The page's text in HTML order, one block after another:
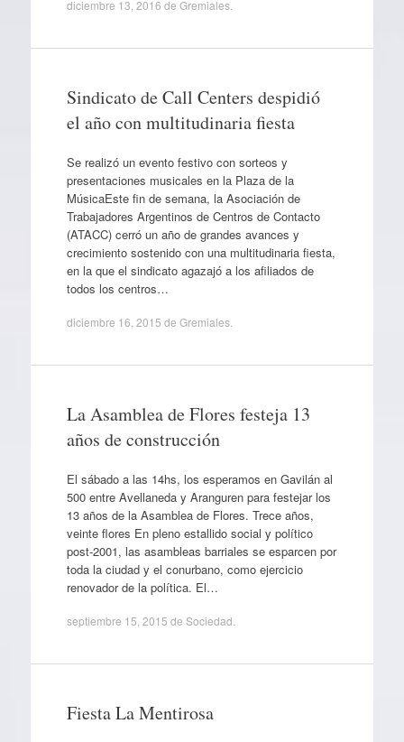
diciembre 13, 2016 de Gremiales.
Sindicato de Call Centers despidió
el año con multitudinaria fiesta
Se realizó un evento festivo con sorteos y
presentaciones musicales en la Plaza de la
MúsicaEste fin de semana, la Asociación de
Trabajadores Argentinos de Centros de Contacto
(ATACC) cerró un año de grandes avances y
crecimiento sostenido con una multitudinaria fiesta,
en la que el sindicato agazajó a los afiliados de
todos los centros…
diciembre 16, 2015 de Gremiales.
La Asamblea de Flores festeja 13
años de construcción
El sábado a las 14hs, los esperamos en Gavilán al
500 entre Avellaneda y Aranguren para festejar los
13 años de la Asamblea de Flores. Trece años,
veinte flores En pleno estallido social y político
post-2001, las asambleas barriales se esparcen por
toda la ciudad y el conurbano, como ejercicio
renovador de la política. El…
septiembre 15, 2015 de Sociedad
Fiesta La Mentirosa